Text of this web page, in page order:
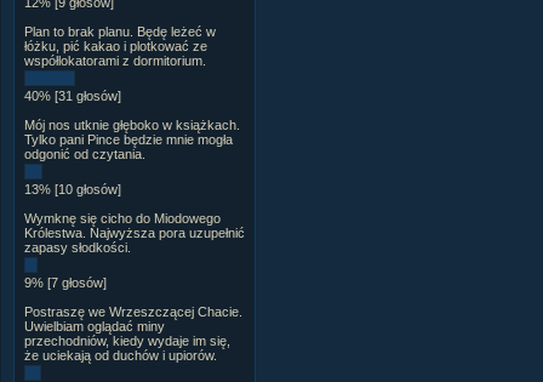
Plan to brak planu. Będę leżeć w
łóżku, pić kakao i plotkować ze
współlokatorami z dormitorium.
40% [31 głosów]
Mój nos utknie głęboko w książkach.
Tylko pani Pince będzie mnie mogła
odgonić od czytania.
13% [10 głosów]
Wymknę się cicho do Miodowego
Królestwa. Najwyższa pora uzupełnić
zapasy słodkości.
9% [7 głosów]
Postraszę we Wrzeszczącej Chacie.
Uwielbiam oglądać miny
przechodniów, kiedy wydaje im się,
że uciekają od duchów i upiorów.